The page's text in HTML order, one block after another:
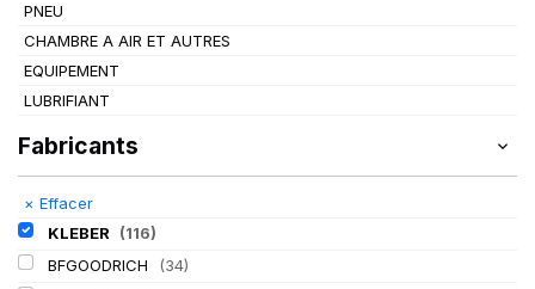
PNEU
CHAMBRE A AIR ET AUTRES
EQUIPEMENT
LUBRIFIANT
Fabricants
× Effacer
KLEBER
(116)
BFGOODRICH
(34)